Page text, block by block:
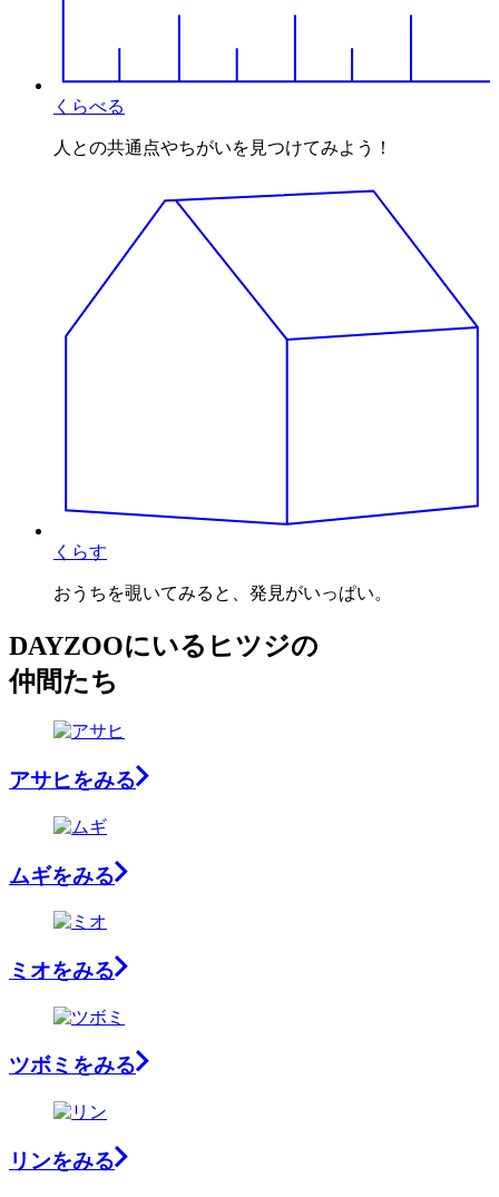
くらべる
人との共通点やちがいを見つけてみよう！
くらす
おうちを覗いてみると、発見がいっぱい。
DAYZOOにいる ヒツジの
仲間たち
アサヒをみる
ムギをみる
ミオをみる
ツボミ をみる
リンをみる